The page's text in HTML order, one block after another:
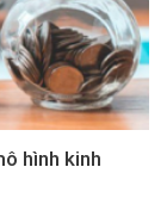
hình kinh